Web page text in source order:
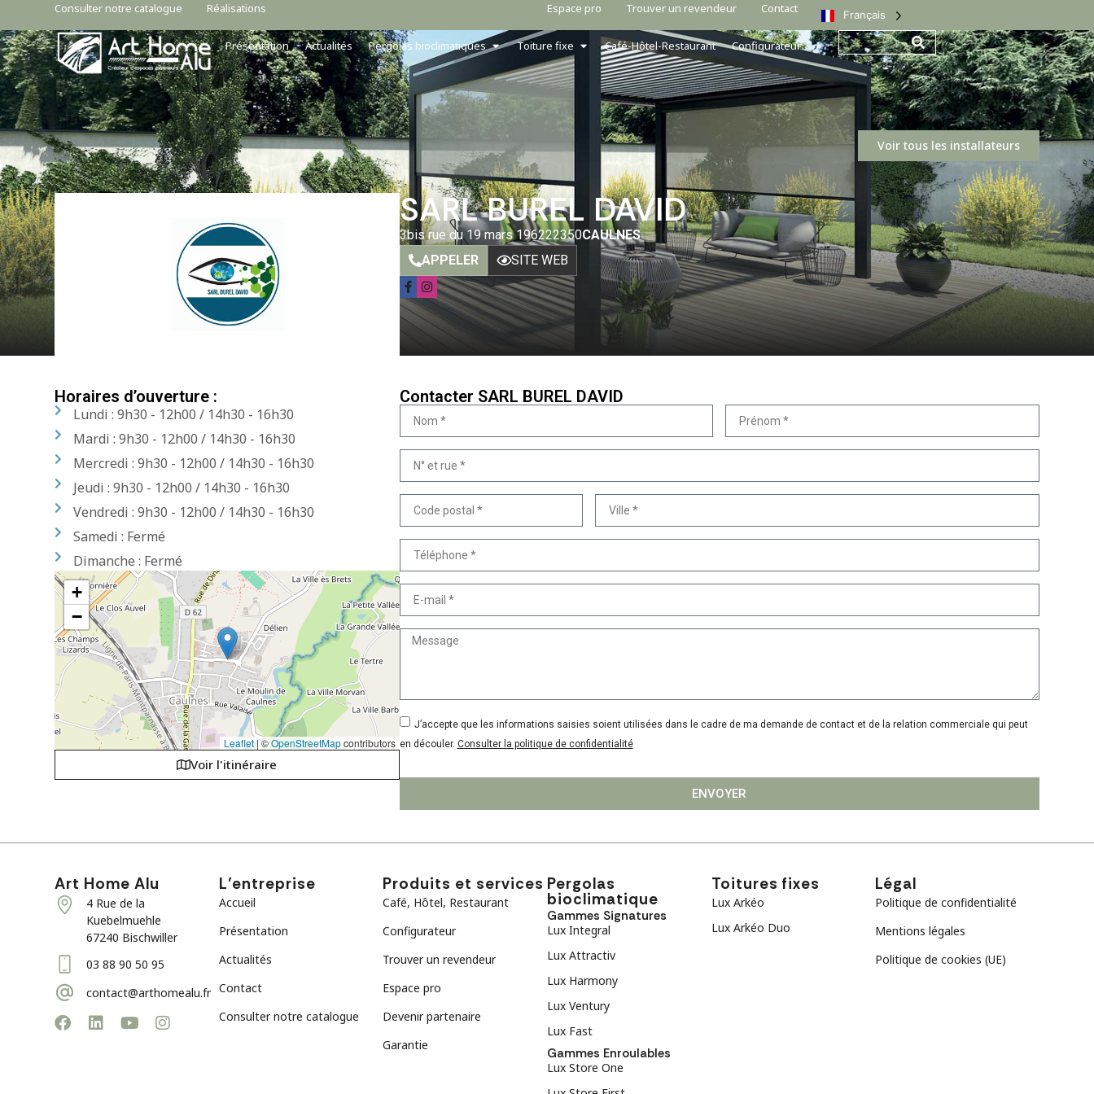
Consulter notre catalogue Réalisations Espace pro Trouver un revendeur Contact Français
Présentation Actualités Pergolas bioclimatiques Toiture fixe Café-Hôtel-Restaurant Configurateur
SARL BUREL DAVID
3bis rue du 19 mars 196222350CAULNES
APPELER
SITE WEB
Horaires d’ouverture :
Lundi : 9h30 - 12h00 / 14h30 - 16h30
Mardi : 9h30 - 12h00 / 14h30 - 16h30
Mercredi : 9h30 - 12h00 / 14h30 - 16h30
Jeudi : 9h30 - 12h00 / 14h30 - 16h30
Vendredi : 9h30 - 12h00 / 14h30 - 16h30
Samedi : Fermé
Dimanche : Fermé
+
−
Leaflet |©OpenStreetMapcontributors
Voir l'itinéraire
Contacter SARL BUREL DAVID
J’accepte que les informations saisies soient utilisées dans le cadre de ma demande de contact et de la relation commerciale qui peut
en découler. Consulter la politique de confidentialité
ENVOYER
Voir tous les installateurs
Art Home Alu
4 Rue de la
Kuebelmuehle
67240 Bischwiller
03 88 90 50 95
contact@arthomealu.fr
L’entreprise
Accueil
Présentation
Actualités
Contact
Consulter notre catalogue
Produits et services
Café, Hôtel, Restaurant
Configurateur
Trouver un revendeur
Espace pro
Devenir partenaire
Garantie
Pergolas
bioclimatique
Gammes Signatures
Lux Integral
Lux Attractiv
Lux Harmony
Lux Ventury
Lux Fast
Gammes Enroulables
Lux Store One
Toitures fixes
Lux Arkéo
Lux Arkéo Duo
Légal
Politique de confidentialité
Mentions légales
Politique de cookies (UE)